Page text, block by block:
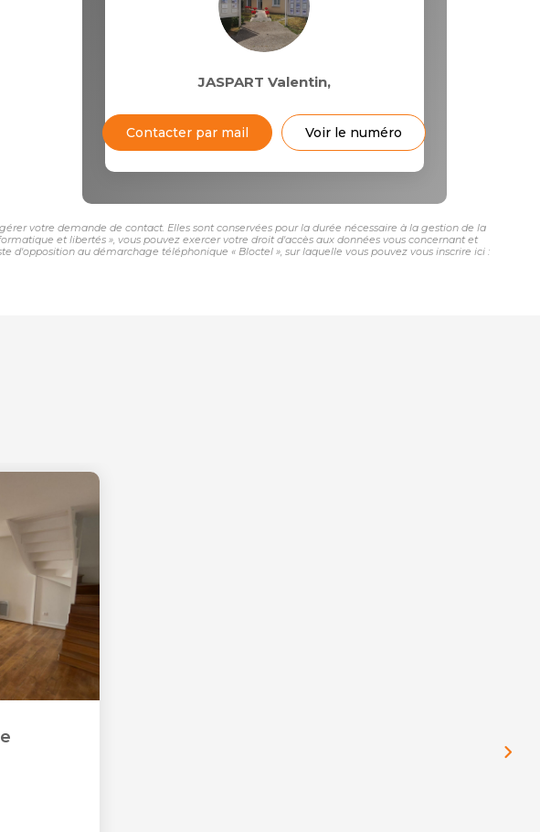
JASPART Valentin,
Contacter par mail Voir le numéro
votre demande de contact. Elles sont conservées pour la durée nécessaire à la gestion de la
et libertés », vous pouvez exercer votre droit d'accès aux données vous concernant et
d'opposition au démarchage téléphonique « Bloctel », sur laquelle vous pouvez vous inscrire ici :